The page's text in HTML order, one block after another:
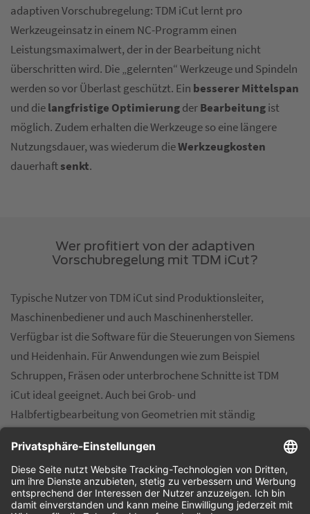
adaptiven Vorschubregelung: TDM iCut lernt pro
Werkzeugeinsatz in einem NC-Programm einen
Leistungsmaximalwert, der in der Bearbeitung nicht
überschritten wird. Die „gelernten“ Werkzeuge und Spindeln
werden so vor Überlast geschützt. Ein besserer Mittelspan
und dielangfristige OptimierungderBearbeitungist
möglich. Zudem erhalten die Werkzeuge so eine längere
Nutzungsdauer, was wiederum dieWerkzeugkosten
dauerhaftsenkt.
Wer profitiert von der adaptiven
Vorschubregelung mit TDM iCut?
Typische Nutzer von TDM iCut sind Produktionsleiter,
Maschinenbediener und auch Maschinenhersteller.
Verfügbar ist die Software für die Steuerungen von Siemens
und Heidenhain. Für Anwendungen wie zum Beispiel
Schruppen, Fräsen oder unterbrochene Schnitte ist TDM
iCut ideal geeignet. Auch bei Grob- und
Halbfertigbearbeitung von Geometrien mit ständig
Einsatz kommen. TDM iCut ist eine reine Softwarelösung, es
ist keine zusätzliche Hardware erforderlich. Pro Maschine
wird nur eine einmalige Installation benötigt.